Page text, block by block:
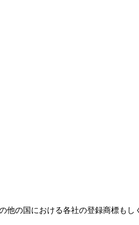
の国における各社の登録商標もし